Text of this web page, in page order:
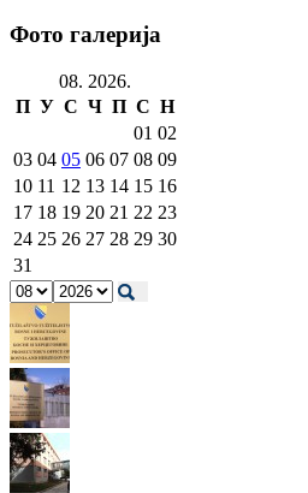
Фото галерија
08. 2026.
П У С Ч П С Н
01 02
03 04 05 06 07 08 09
10 11 12 13 14 15 16
17 18 19 20 21 22 23
24 25 26 27 28 29 30
31